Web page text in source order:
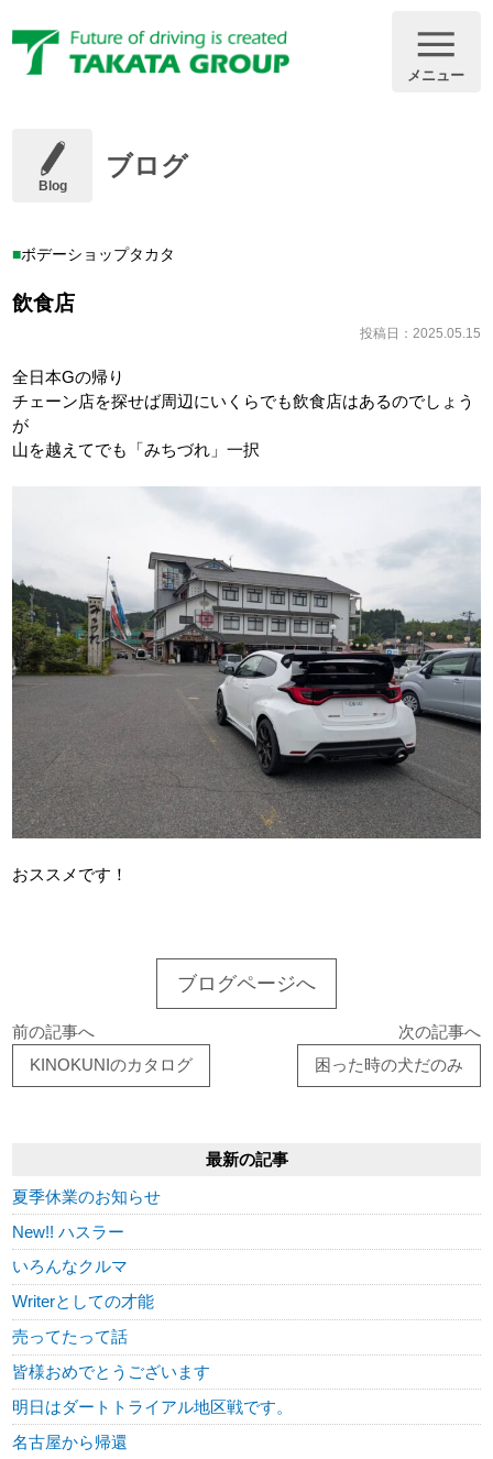
メニュー
Blog
ブログ
ボデーショップタカタ
飲食店
投稿日：2025.05.15
全日本Gの帰り
チェーン店を探せば周辺にいくらでも飲食店はあるのでしょう
が
山を越えてでも「みちづれ」一択
おススメです！
ブログページへ
前の記事へ
KINOKUNIのカタログ
次の記事へ
困った時の犬だのみ
最新の記事
夏季休業のお知らせ
New!! ハスラー
いろんなクルマ
Writerとしての才能
売ってたって話
皆様おめでとうございます
明日はダートトライアル地区戦です。
名古屋から帰還